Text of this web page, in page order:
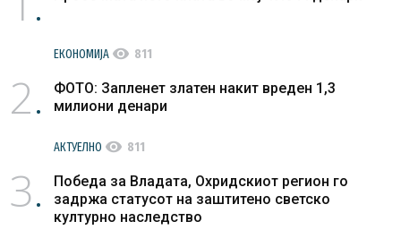
ЕКОНОМИЈА visibility 811
2
ФОТО: Запленет златен накит вреден 1,3
милиони денари
АКТУЕЛНО visibility 811
3
Победа за Владата, Охридскиот регион го
задржа статусот на заштитено светско
културно наследство